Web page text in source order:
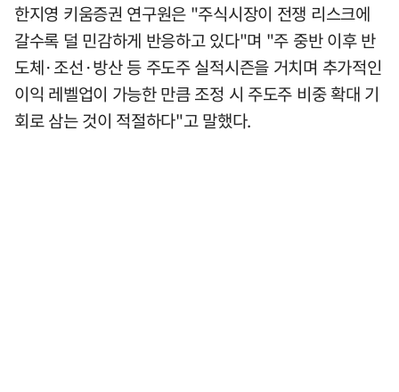
한지영 키움증권 연구원은 "주식시장이 전쟁 리스크에
갈수록 덜 민감하게 반응하고 있다"며 "주 중반 이후 반
도체·조선·방산 등 주도주 실적시즌을 거치며 추가적인
이익 레벨업이 가능한 만큼 조정 시 주도주 비중 확대 기
회로 삼는 것이 적절하다"고 말했다.